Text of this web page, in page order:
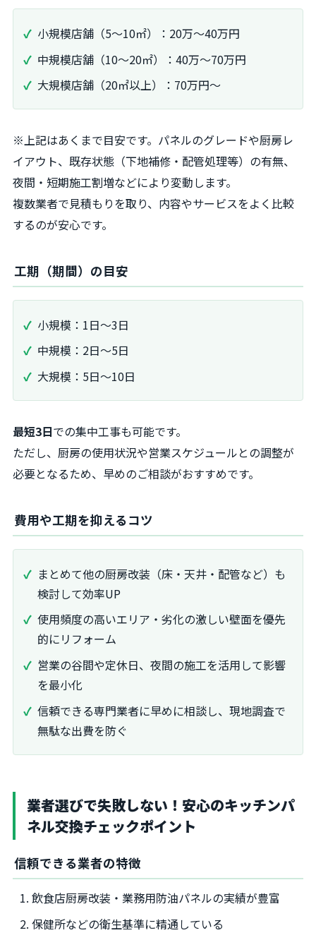
小規模店舗（5〜10㎡）：20万〜40万円
中規模店舗（10〜20㎡）：40万〜70万円
大規模店舗（20㎡以上）：70万円〜
※上記はあくまで目安です。パネルのグレードや厨房レ
イアウト、既存状態（下地補修・配管処理等）の有無、
夜間・短期施工割増などにより変動します。
複数業者で見積もりを取り、内容やサービスをよく比較
するのが安心です。
工期（期間）の目安
小規模：1日〜3日
中規模：2日〜5日
大規模：5日〜10日
最短3日での集中工事も可能です。
ただし、厨房の使用状況や営業スケジュールとの調整が
必要となるため、早めのご相談がおすすめです。
費用や工期を抑えるコツ
まとめて他の厨房改装（床・天井・配管など）も
検討して効率UP
使用頻度の高いエリア・劣化の激しい壁面を優先
的にリフォーム
営業の谷間や定休日、夜間の施工を活用して影響
を最小化
信頼できる専門業者に早めに相談し、現地調査で
無駄な出費を防ぐ
業者選びで失敗しない！安心のキッチンパ
ネル交換チェックポイント
信頼できる業者の特徴
飲食店厨房改装・業務用防油パネルの実績が豊富
保健所などの衛生基準に精通している